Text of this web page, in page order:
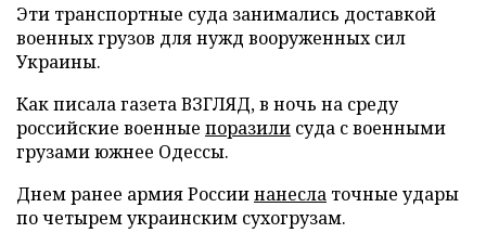
Эти транспортные суда занимались доставкой
военных грузов для нужд вооруженных сил
Украины.
Как писала газета ВЗГЛЯД, в ночь на среду
российские военные поразили суда с военными
грузами южнее Одессы.
Днем ранее армия Россиинанесла точные удары
по четырем украинским сухогрузам.